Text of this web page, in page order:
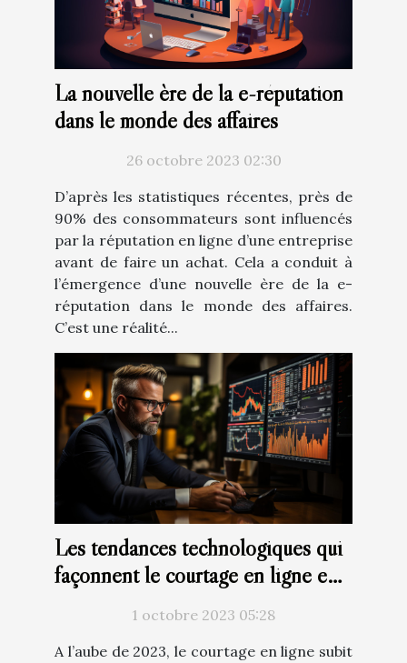
La nouvelle ère de la e-réputation
dans le monde des affaires
26 octobre 2023 02:30
D’après les statistiques récentes, près de
90% des consommateurs sont influencés
par la réputation en ligne d’une entreprise
avant de faire un achat. Cela a conduit à
l’émergence d’une nouvelle ère de la e-
réputation dans le monde des affaires.
C’est une réalité...
Les tendances technologiques qui
façonnent le courtage en ligne en
1 octobre 2023 05:28
A l’aube de 2023, le courtage en ligne subit